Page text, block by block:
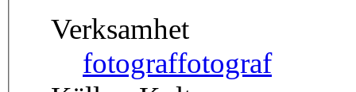
Verksamhet
fotograffotograf